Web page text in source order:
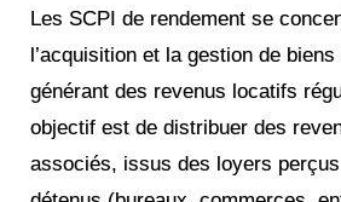
Les SCPI de rendement se
l’acquisition et la gestion de
générant des revenus locatifs
objectif est de distribuer des
associés, issus des loyers